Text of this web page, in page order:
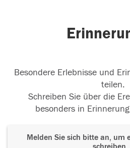
Besondere Erlebnisse und
teilen.
Schreiben Sie über die
besonders in
Melden Sie sich bitte an, um